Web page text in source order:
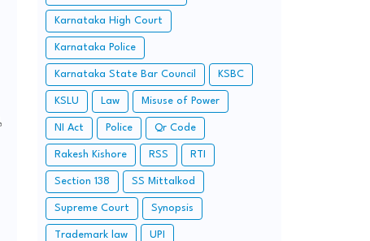
Karnataka High Court
Karnataka Police
Karnataka State Bar Council KSBC
KSLU Law Misuse of Power
NI Act Police Qr Code
Rakesh Kishore RSS RTI
Section 138 SS Mittalkod
Supreme Court Synopsis
Trademark law UPI